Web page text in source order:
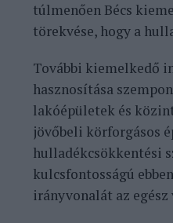
túlmenően Bécs
törekvése, hogy a
További kiemelkedő
hasznosítása
lakóépületek és
jövőbeli körforgásos
hulladékcsökkentési
kulcsfontosságú
irányvonalát az